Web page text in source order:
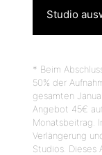
* Beim
50% der
gesamten
Angebot 45€
Monatsbeitrag.
Verlängerung
Studios. Dieses